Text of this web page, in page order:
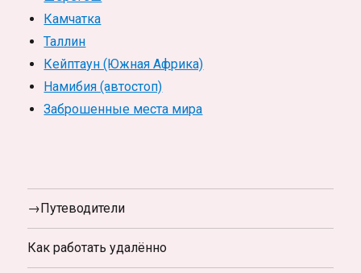
Камчатка
Таллин
Кейптаун (Южная Африка)
Намибия (автостоп)
Заброшенные места мира
→Путеводители
Как работать удалённо